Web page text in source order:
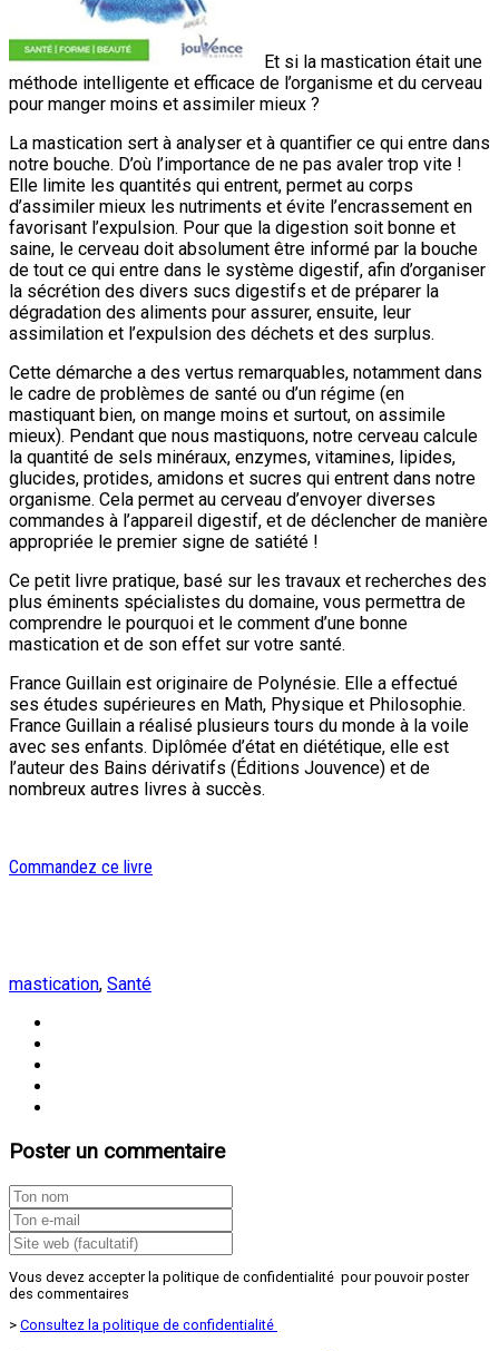
Et si la mastication était une
méthode intelligente et efficace de l’organisme et du cerveau
pour manger moins et assimiler mieux ?
La mastication sert à analyser et à quantifier ce qui entre dans
notre bouche. D’où l’importance de ne pas avaler trop vite !
Elle limite les quantités qui entrent, permet au corps
d’assimiler mieux les nutriments et évite l’encrassement en
favorisant l’expulsion. Pour que la digestion soit bonne et
saine, le cerveau doit absolument être informé par la bouche
de tout ce qui entre dans le système digestif, afin d’organiser
la sécrétion des divers sucs digestifs et de préparer la
dégradation des aliments pour assurer, ensuite, leur
assimilation et l’expulsion des déchets et des surplus.
Cette démarche a des vertus remarquables, notamment dans
le cadre de problèmes de santé ou d’un régime (en
mastiquant bien, on mange moins et surtout, on assimile
mieux). Pendant que nous mastiquons, notre cerveau calcule
la quantité de sels minéraux, enzymes, vitamines, lipides,
glucides, protides, amidons et sucres qui entrent dans notre
organisme. Cela permet au cerveau d’envoyer diverses
commandes à l’appareil digestif, et de déclencher de manière
appropriée le premier signe de satiété !
Ce petit livre pratique, basé sur les travaux et recherches des
plus éminents spécialistes du domaine, vous permettra de
comprendre le pourquoi et le comment d’une bonne
mastication et de son effet sur votre santé.
France Guillain est originaire de Polynésie. Elle a effectué
ses études supérieures en Math, Physique et Philosophie.
France Guillain a réalisé plusieurs tours du monde à la voile
avec ses enfants. Diplômée d’état en diététique, elle est
l’auteur des Bains dérivatifs (Éditions Jouvence) et de
nombreux autres livres à succès.
Commandez ce livre
mastication, Santé
Poster un commentaire
Vous devez accepter la politique de confidentialité pour pouvoir poster
des commentaires
> Consultez la politique de confidentialité